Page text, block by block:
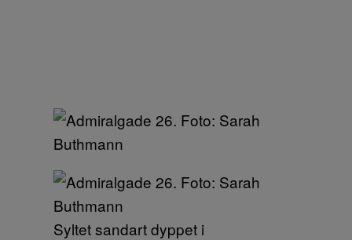
Syltet sandart dyppet i